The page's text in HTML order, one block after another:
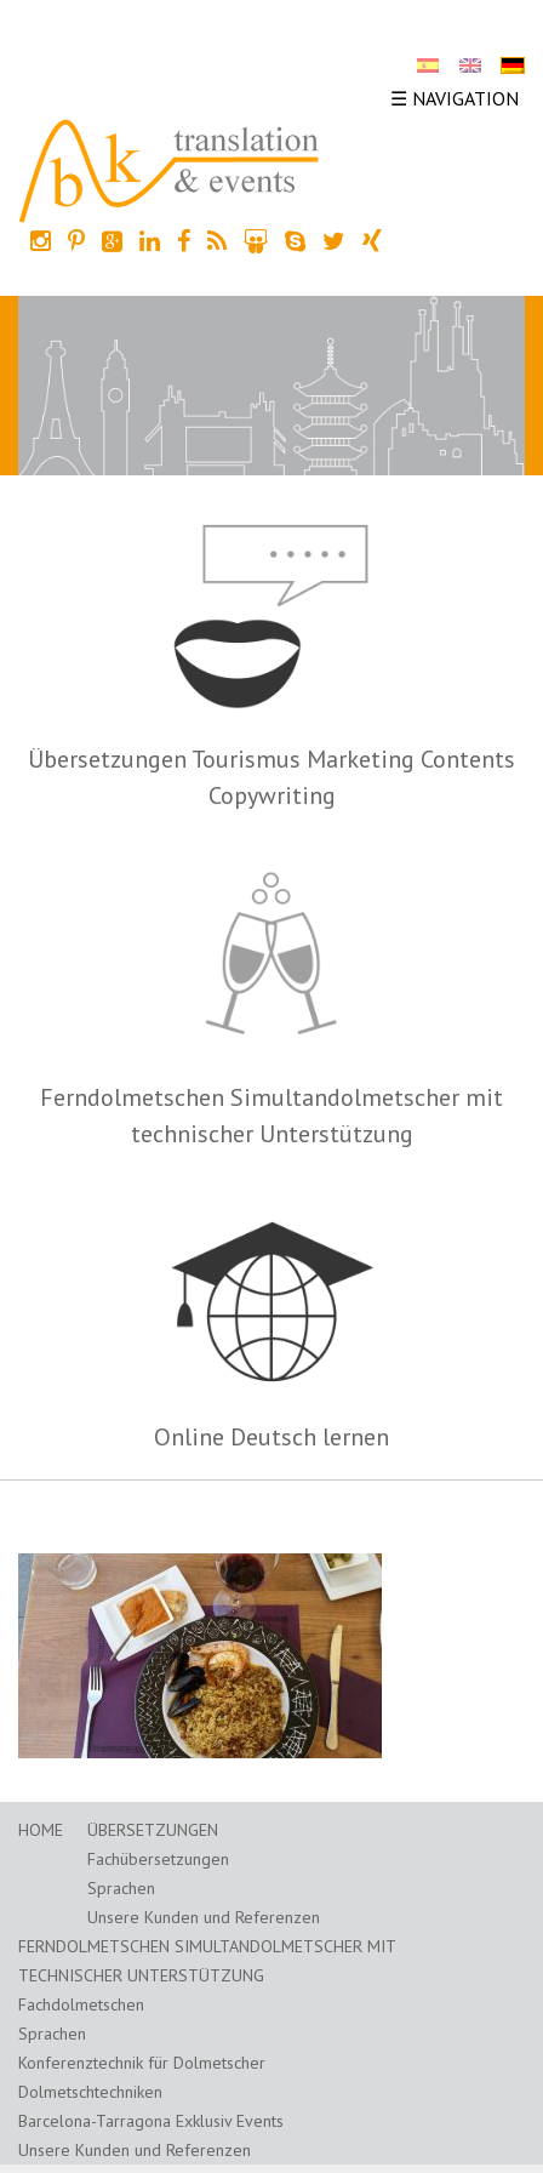
☰ NAVIGATION
Übersetzungen Tourismus Marketing Contents
Copywriting
Ferndolmetschen Simultandolmetscher mit
technischer Unterstützung
Online Deutsch lernen
HOME
ÜBERSETZUNGEN
Fachübersetzungen
Sprachen
Unsere Kunden und Referenzen
FERNDOLMETSCHEN SIMULTANDOLMETSCHER MIT
TECHNISCHER UNTERSTÜTZUNG
Fachdolmetschen
Sprachen
Konferenztechnik für Dolmetscher
Dolmetschtechniken
Barcelona-Tarragona Exklusiv Events
Unsere Kunden und Referenzen